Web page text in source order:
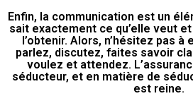
Enfin, la communication est un
sait exactement ce qu’elle veut
l’obtenir. Alors, n’hésitez pas
parlez, discutez, faites savoir
voulez et attendez.
séducteur, et en matière de
est reine.